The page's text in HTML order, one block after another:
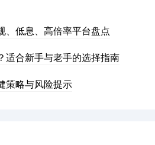
、低息、高倍率平台盘点
适合新手与老手的选择指南
策略与风险提示